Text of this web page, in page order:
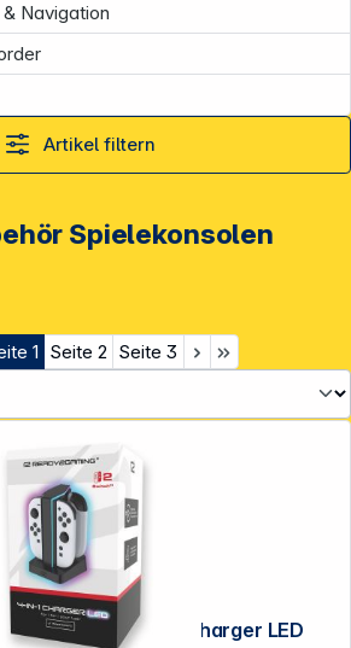
Navigation
Artikel filtern
Spielekonsolen
1 Seite 2 Seite 3
ready2gaming Nintendo Switch 2 4 in 1 Charger LED